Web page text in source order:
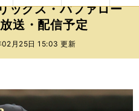
ックス・バファロー
送・配信予定
月25日 15:03 更新